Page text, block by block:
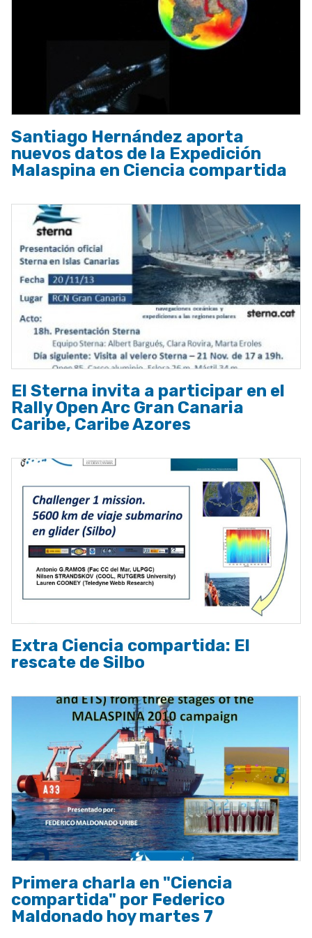
Santiago Hernández aporta
nuevos datos de la Expedición
Malaspina en Ciencia compartida
El Sterna invita a participar en el
Rally Open Arc Gran Canaria
Caribe, Caribe Azores
Extra Ciencia compartida: El
rescate de Silbo
Primera charla en "Ciencia
compartida" por Federico
Maldonado hoy martes 7